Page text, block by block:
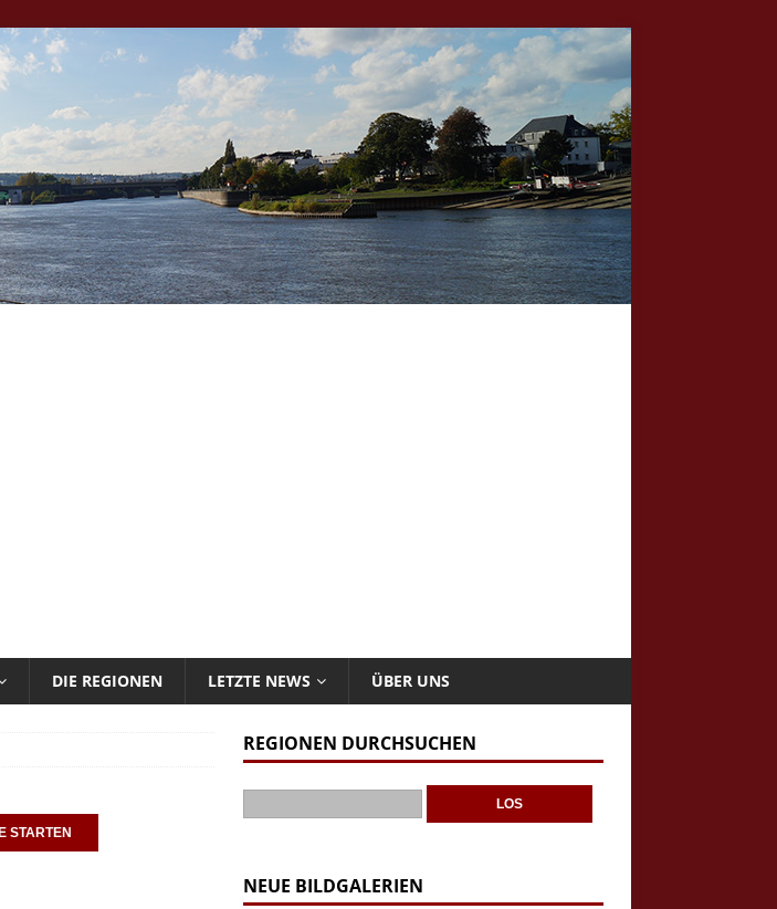
DIE REGIONEN LETZTE NEWS ÜBER UNS
REGIONEN DURCHSUCHEN
NEUE BILDGALERIEN